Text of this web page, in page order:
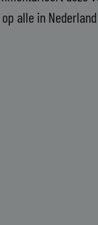
alle in